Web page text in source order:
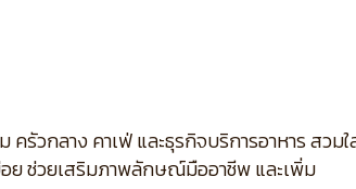
รัวกลาง คาเฟ่ และธุรกิจบริการอาหาร สวม
อย ช่วยเสริมภาพลักษณ์มืออาชีพ และเพิ่ม